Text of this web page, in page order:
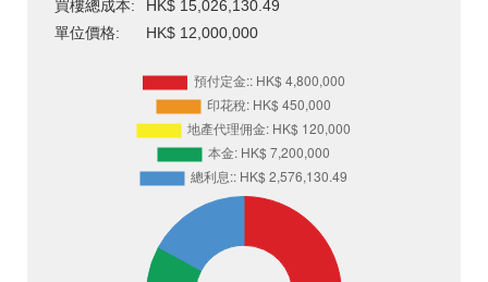
買樓總成本:
HK$ 15,026,130.49
單位價格:
HK$ 12,000,000